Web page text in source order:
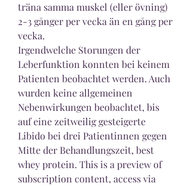
träna samma muskel (eller övning)
2-3 gånger per vecka än en gång per
vecka.
Irgendwelche Storungen der
Leberfunktion konnten bei keinem
Patienten beobachtet werden. Auch
wurden keine allgemeinen
Nebenwirkungen beobachtet, bis
auf eine zeitweilig gesteigerte
Libido bei drei Patientinnen gegen
Mitte der Behandlungszeit, best
whey protein. This is a preview of
subscription content, access via